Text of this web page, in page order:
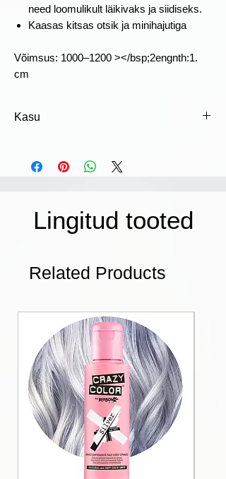
need loomulikult läikivaks ja siidiseks.
Kaasas kitsas otsik ja minihajutiga
Võimsus: 1000–1200 ></bsp;2engnth:1.
cm
Kasu
✓ Võimas
Lingitud tooted
Related Products